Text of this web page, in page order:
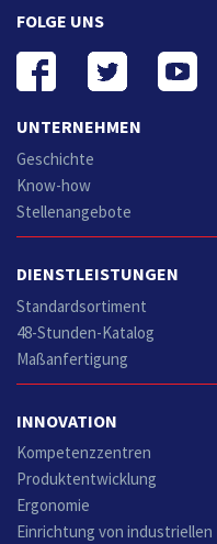
FOLGE UNS
UNTERNEHMEN
Geschichte
Know-how
Stellenangebote
DIENSTLEISTUNGEN
Standardsortiment
48-Stunden-Katalog
Maßanfertigung
INNOVATION
Kompetenzzentren
Produktentwicklung
Ergonomie
Einrichtung von